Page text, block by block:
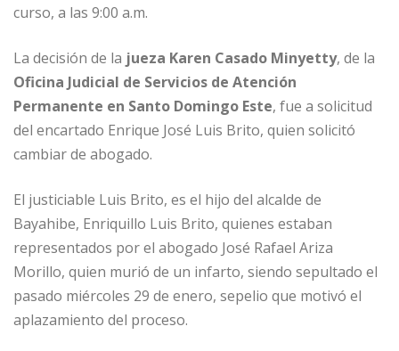
curso, a las 9:00 a.m.
La decisión de la jueza Karen Casado Minyetty, de la
Oficina Judicial de Servicios de Atención
Permanente en Santo Domingo Este, fue a solicitud
del encartado Enrique José Luis Brito, quien solicitó
cambiar de abogado.
El justiciable Luis Brito, es el hijo del alcalde de
Bayahibe, Enriquillo Luis Brito, quienes estaban
representados por el abogado José Rafael Ariza
Morillo, quien murió de un infarto, siendo sepultado el
pasado miércoles 29 de enero, sepelio que motivó el
aplazamiento del proceso.